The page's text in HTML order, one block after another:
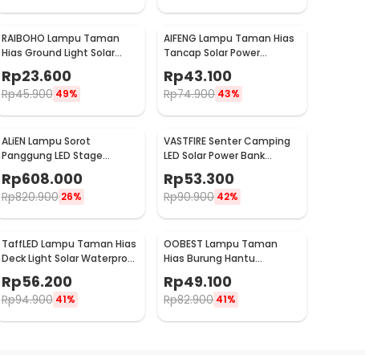
RAIBOHO Lampu Taman
Hias Ground Light Solar
Sensor Waterproof
12/20LED - RB20
Rp23.600
Rp45.900 49%
AIFENG Lampu Taman Hias
Tancap Solar Power
Waterproof Cool White -
EM320
Rp43.100
Rp74.900 43%
ALiEN Lampu Sorot
Panggung LED Stage
Spotlight Moving Head RGB
10W - DM512
Rp608.000
Rp820.900 26%
VASTFIRE Senter Camping
LED Solar Power Bank
Waterproof IP65 - YD-878A
Rp53.300
Rp90.900 42%
TaffLED Lampu Taman Hias
Deck Light Solar Waterproof
Warm White 8 PCS - L20
Rp56.200
Rp94.900 41%
OOBEST Lampu Taman
Hias Burung Hantu
Warm White - SG15S
Rp49.100
Rp82.900 41%